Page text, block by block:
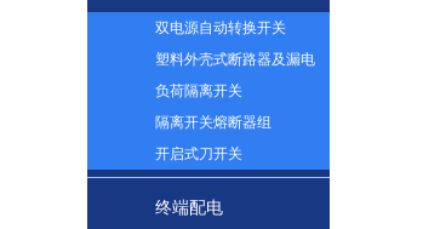
双电源自动转换开关
塑料外壳式断路器及漏电
负荷隔离开关
隔离开关熔断器组
开启式刀开关
终端配电